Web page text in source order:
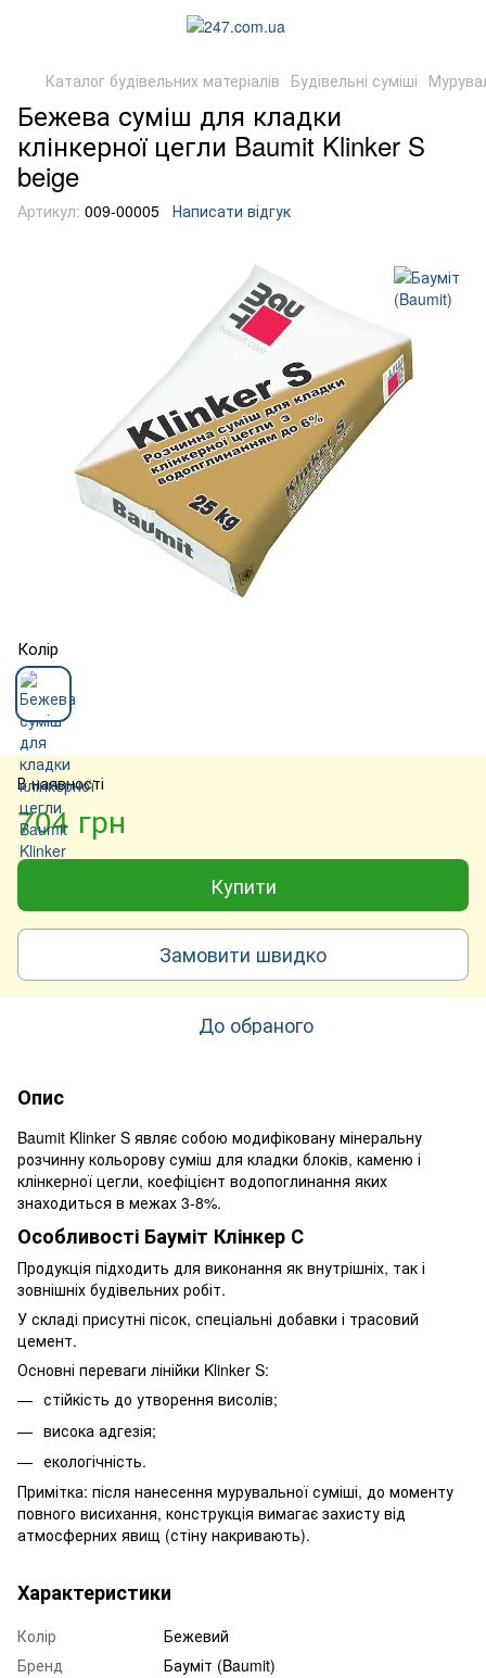
Каталог будівельних матеріалів Будівельні суміші
Бежева суміш для кладки
клінкерної цегли Baumit Klinker S
beige
Артикул: 009-00005 Написати відгук
Колір
В наявності
704 грн
Купити
Замовити швидко
До обраного
Опис
Baumit Klinker S являє собою модифіковану мінеральну
розчинну кольорову суміш для кладки блоків, каменю і
клінкерної цегли, коефіцієнт водопоглинання яких
знаходиться в межах 3-8%.
Особливості Бауміт Клінкер С
Продукція підходить для виконання як внутрішніх, так і
зовнішніх будівельних робіт.
У складі присутні пісок, спеціальні добавки і трасовий
цемент.
Основні переваги лінійки Klinker S:
стійкість до утворення висолів;
висока адгезія;
екологічність.
Примітка: після нанесення мурувальної суміші, до моменту
повного висихання, конструкція вимагає захисту від
атмосферних явищ (стіну накривають).
Характеристики
Колір
Бежевий
Бренд
Бауміт (Baumit)